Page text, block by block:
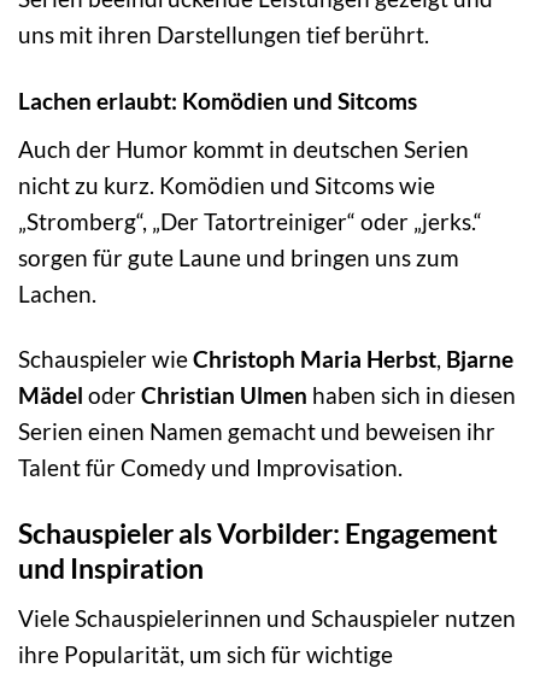
uns mit ihren Darstellungen tief berührt.
Lachen erlaubt: Komödien und Sitcoms
Auch der Humor kommt in deutschen Serien
nicht zu kurz. Komödien und Sitcoms wie
„Stromberg“, „Der Tatortreiniger“ oder „jerks.“
sorgen für gute Laune und bringen uns zum
Lachen.
Schauspieler wieChristoph Maria Herbst, Bjarne
Mädel oderChristian Ulmen haben sich in diesen
Serien einen Namen gemacht und beweisen ihr
Talent für Comedy und Improvisation.
Schauspieler als Vorbilder: Engagement
und Inspiration
Viele Schauspielerinnen und Schauspieler nutzen
ihre Popularität, um sich für wichtige